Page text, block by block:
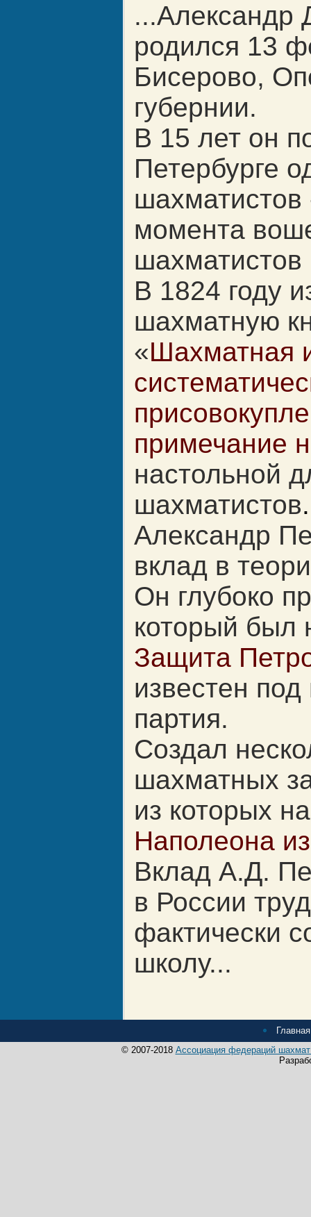
...Александр
родился 13
Бисерово,
губернии.
В 15 лет он
Петербурге
момента
шахматистов
В 1824 году
шахматную
«Шахматная
примечание
настольной
шахматистов.
Александр
вклад в
Он глубоко
который был
Защита
известен
партия.
Создал
шахматных
из которых
Наполеона
Вклад А.Д.
в России
фактически
школу...
© 2007-2018 Ассоциация федераций